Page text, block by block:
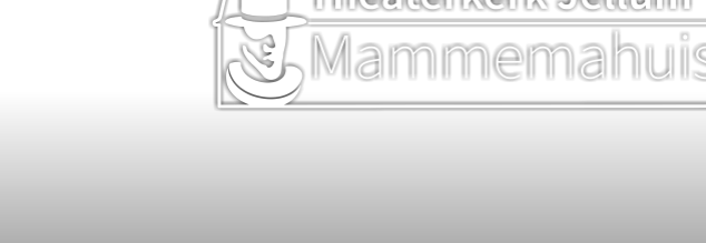
Dineren & Theater
Programmering